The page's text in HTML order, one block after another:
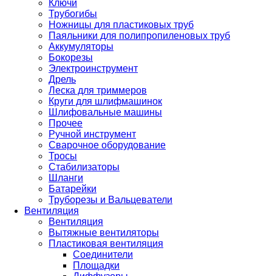
Ключи
Трубогибы
Ножницы для пластиковых труб
Паяльники для полипропиленовых труб
Аккумуляторы
Бокорезы
Электроинструмент
Дрель
Леска для триммеров
Круги для шлифмашинок
Шлифовальные машины
Прочее
Ручной инструмент
Сварочное оборудование
Тросы
Стабилизаторы
Шланги
Батарейки
Труборезы и Вальцеватели
Вентиляция
Вентиляция
Вытяжные вентиляторы
Пластиковая вентиляция
Соединители
Площадки